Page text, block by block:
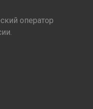
оператор